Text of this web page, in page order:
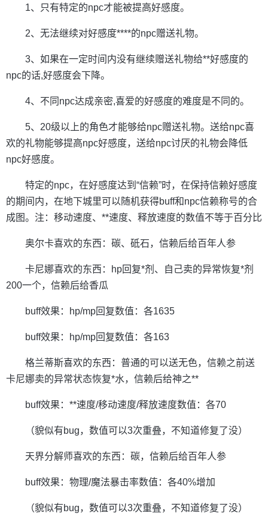
1、只有特定的npc才能被提高好感度。
2、无法继续对好感度****的npc赠送礼物。
3、如果在一定时间内没有继续赠送礼物给**好感度的
npc的话,好感度会下降。
4、不同npc达成亲密,喜爱的好感度的难度是不同的。
5、20级以上的角色才能够给npc赠送礼物。送给npc喜
欢的礼物能够提高npc好感度，送给npc讨厌的礼物会降低
npc好感度。
特定的npc，在好感度达到“信赖”时，在保持信赖好感度
的期间内，在地下城里可以随机获得buff和npc信赖称号的合
成图。注：移动速度、**速度、释放速度的数值不等于百分比
奥尔卡喜欢的东西：碳、砥石，信赖后给百年人参
卡尼娜喜欢的东西：hp回复*剂、自己卖的异常恢复*剂
200一个，信赖后给香瓜
buff效果：hp/mp回复数值：各1635
buff效果：hp/mp回复数值：各163
格兰蒂斯喜欢的东西：普通的可以送无色，信赖之前送
卡尼娜卖的异常状态恢复*水，信赖后给神之**
buff效果：**速度/移动速度/释放速度数值：各70
（貌似有bug，数值可以3次重叠，不知道修复了没）
天界分解师喜欢的东西：碳，信赖后给百年人参
buff效果：物理/魔法暴击率数值：各40%增加
（貌似有bug，数值可以3次重叠，不知道修复了没）